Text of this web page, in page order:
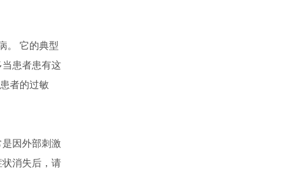
。 它的典型
患者患有这
者的过敏
因外部刺激
消失后，请